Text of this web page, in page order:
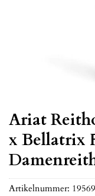
Ariat
x Bellatrix
Artikelnummer: